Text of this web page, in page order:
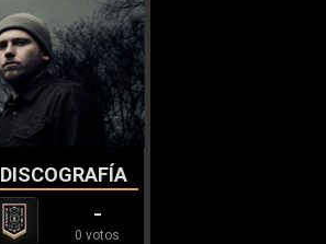
DISCOGRAFÍA
-
0 votos